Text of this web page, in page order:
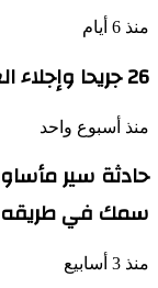
منذ 6 أيام
26 جريحا وإجلاء العشرات جراء الزلزال في جنوب إيطاليا
منذ أسبوع واحد
حادثة سير
سمك في طريقه
منذ 3 أسابيع